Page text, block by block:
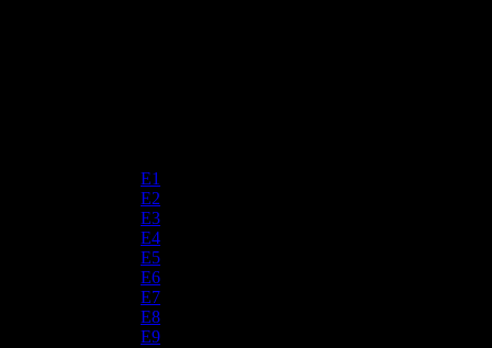
E1
E2
E3
E4
E5
E6
E7
E8
E9